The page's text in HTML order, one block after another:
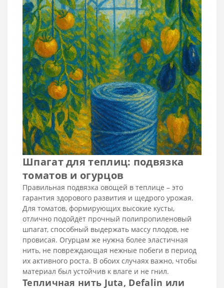
Шпагат для теплиц: подвязка
томатов и огурцов
Правильная подвязка овощей в теплице – это
гарантия здорового развития и щедрого урожая.
Для томатов, формирующих высокие кусты,
отлично подойдёт прочный полипропиленовый
шпагат, способный выдержать массу плодов, не
провисая. Огурцам же нужна более эластичная
нить, не повреждающая нежные побеги в период
их активного роста. В обоих случаях важно, чтобы
материал был устойчив к влаге и не гнил.
Тепличная нить Juta, Defalin или